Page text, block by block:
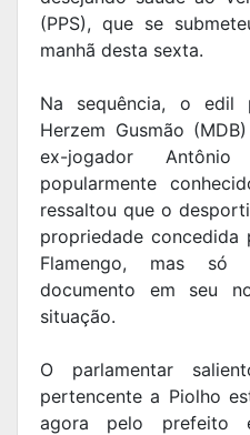
(PPS), que se
manhã desta sexta.
Na sequência, o edil
Herzem Gusmão
ex-jogador
popularmente
ressaltou que o
propriedade
Flamengo, mas só
documento em seu
situação.
O parlamentar
pertencente a Piolho
agora pelo prefeito